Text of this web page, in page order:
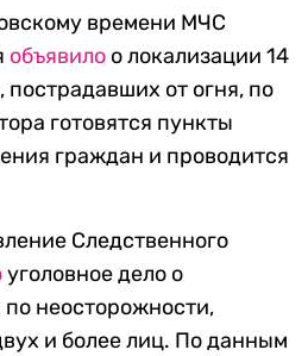
времени МЧС
объявило о локализации 14
от огня, по
готовятся пункты
граждан и проводится
Следственного
уголовное дело о
неосторожности,
и более лиц. По данным